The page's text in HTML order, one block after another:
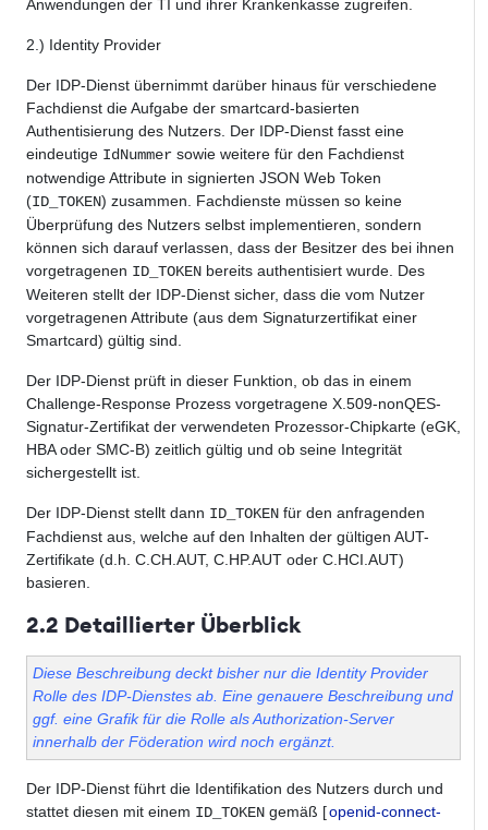
Anwendungen der TI und ihrer Krankenkasse zugreifen.
2.) Identity Provider
Der IDP-Dienst übernimmt darüber hinaus für verschiedene
Fachdienst die Aufgabe der smartcard-basierten
Authentisierung des Nutzers. Der IDP-Dienst fasst eine
eindeutige IdNummer sowie weitere für den Fachdienst
notwendige Attribute in signierten JSON Web Token
(ID_TOKEN) zusammen. Fachdienste müssen so keine
Überprüfung des Nutzers selbst implementieren, sondern
können sich darauf verlassen, dass der Besitzer des bei ihnen
vorgetragenen ID_TOKEN bereits authentisiert wurde. Des
Weiteren stellt der IDP-Dienst sicher, dass die vom Nutzer
vorgetragenen Attribute (aus dem Signaturzertifikat einer
Smartcard) gültig sind.
Der IDP-Dienst prüft in dieser Funktion, ob das in einem
Challenge-Response Prozess vorgetragene X.509-nonQES-
Signatur-Zertifikat der verwendeten Prozessor-Chipkarte (eGK,
HBA oder SMC-B) zeitlich gültig und ob seine Integrität
sichergestellt ist.
Der IDP-Dienst stellt dann ID_TOKEN für den anfragenden
Fachdienst aus, welche auf den Inhalten der gültigen AUT-
Zertifikate (d.h. C.CH.AUT, C.HP.AUT oder C.HCI.AUT)
basieren.
2.2 Detaillierter Überblick
Diese Beschreibung deckt bisher nur die Identity Provider
Rolle des IDP-Dienstes ab. Eine genauere Beschreibung und
ggf. eine Grafik für die Rolle als Authorization-Server
innerhalb der Föderation wird noch ergänzt.
Der IDP-Dienst führt die Identifikation des Nutzers durch und
stattet diesen mit einem ID_TOKEN gemäß [openid-connect-